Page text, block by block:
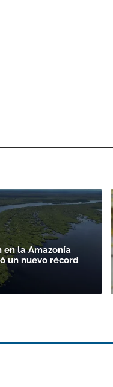
en la Amazonía
un nuevo récord